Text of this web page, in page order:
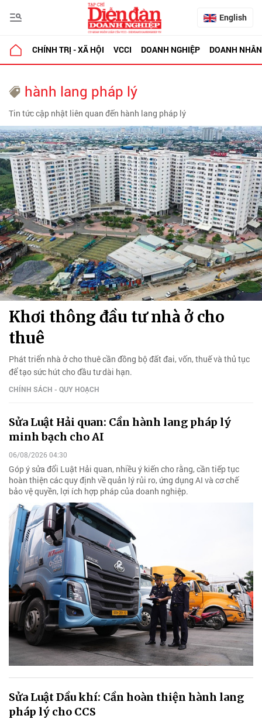
English
CHÍNH TRỊ - XÃ HỘI VCCI DOANH NGHIỆP DOANH NHÂN
hành lang pháp lý
Tin tức cập nhật liên quan đến hành lang pháp lý
Khơi thông đầu tư nhà ở cho
thuê
Phát triển nhà ở cho thuê cần đồng bộ đất đai, vốn, thuế và thủ tục
để tạo sức hút cho đầu tư dài hạn.
CHÍNH SÁCH - QUY HOẠCH
Sửa Luật Hải quan: Cần hành lang pháp lý
minh bạch cho AI
06/08/2026 04:30
Góp ý sửa đổi Luật Hải quan, nhiều ý kiến cho rằng, cần tiếp tục
hoàn thiện các quy định về quản lý rủi ro, ứng dụng AI và cơ chế
bảo vệ quyền, lợi ích hợp pháp của doanh nghiệp.
Sửa Luật Dầu khí: Cần hoàn thiện hành lang
pháp lý cho CCS